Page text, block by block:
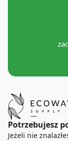
Potrzebujesz
Jeżeli nie